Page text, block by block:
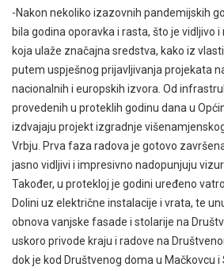
-Nakon nekoliko izazovnih pandemijskih
bila godina oporavka i rasta, što je vidljivo
koja ulaže značajna sredstva, kako iz
putem uspješnog prijavljivanja projekata
nacionalnih i europskih izvora. Od
provedenih u proteklih godinu dana u
izdvajaju projekt izgradnje
Vrbju. Prva faza radova je gotovo
jasno vidljivi i impresivno nadopunjuju
Također, u protekloj je godini uređeno
Dolini uz električne instalacije i vrata, te
obnova vanjske fasade i stolarije na
uskoro privode kraju i radove na
dok je kod Društvenog doma u Mačkovcu